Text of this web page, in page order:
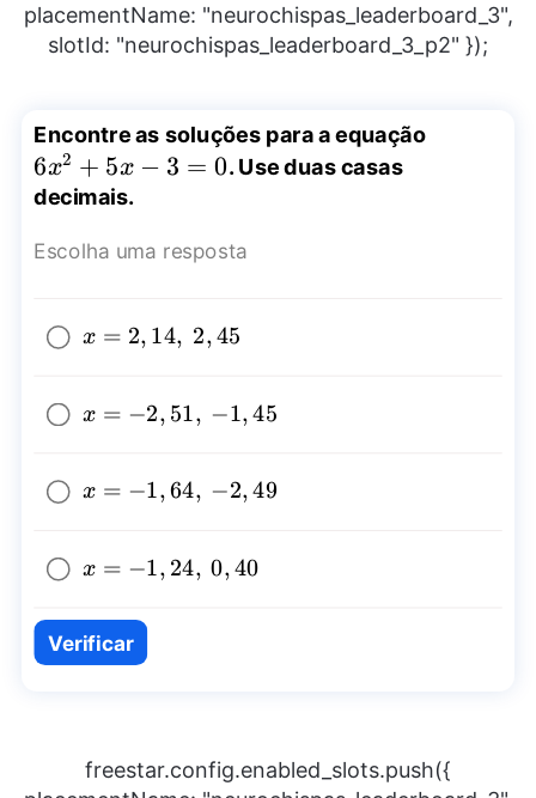
placementName: "neurochispas_leaderboard_3",
slotId: "neurochispas_leaderboard_3_p2" });
Encontre as soluções para a equação
6x2 + 5x − 3 = 0. Use duas casas
decimais.
Escolha uma resposta
x=2,14,~2,45
x = 2, 14, 2,45
x=-2,51,~-1,45
x = −2, 51, −1,45
x=-1,64,~-2,49
x = −1,64, −2,49
x=-1,24,~0,40
x = −1, 24, 0,40
Verificar
freestar.config.enabled_slots.push({